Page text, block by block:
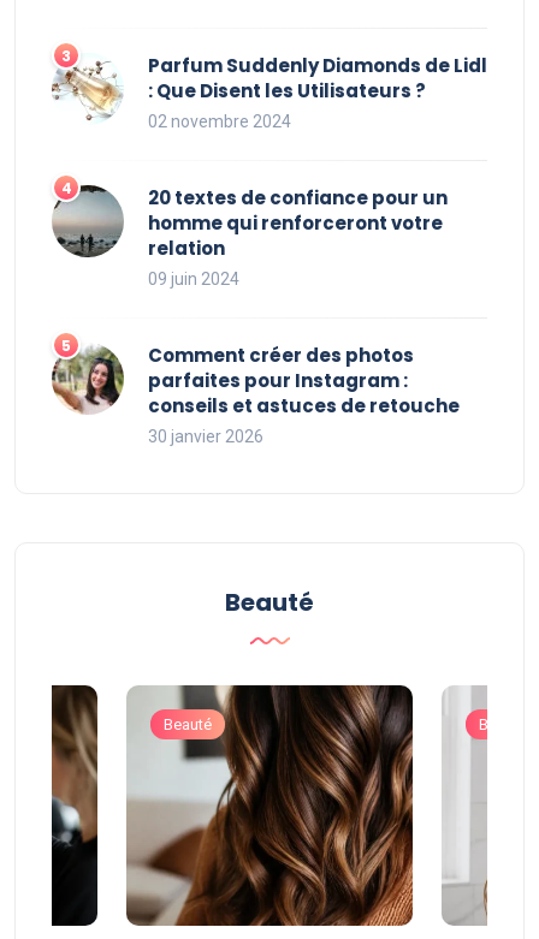
Parfum Suddenly Diamonds de Lidl
: Que Disent les Utilisateurs ?
02 novembre 2024
20 textes de confiance pour un
homme qui renforceront votre
relation
09 juin 2024
Comment créer des photos
parfaites pour Instagram :
conseils et astuces de retouche
30 janvier 2026
Beauté
Beauté Beauté